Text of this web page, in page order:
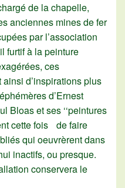
de la chapelle,
anciennes mines de fer
par l’association
furtif à la peinture
ces
d’inspirations plus
d’Ernest
Bloas et ses ‘‘peintures
cette fois de faire
qui oeuvrèrent dans
inactifs, ou presque.
conservera le